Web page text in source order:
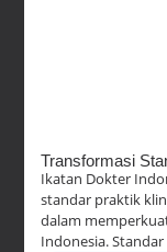
Transformasi
Ikatan Dokter
standar praktik
dalam
Indonesia.